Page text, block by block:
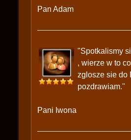
Pan Adam
"Spotkalismy
, wierze w to
zglosze sie do
pozdrawiam."
Pani Iwona